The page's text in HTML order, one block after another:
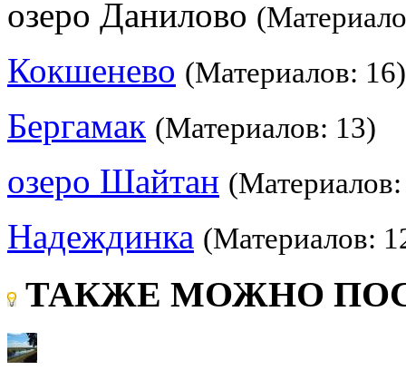
озеро Данилово
Кокшенево (Материалов: 16)
Бергамак (Материалов: 13)
озеро Шайтан
Надеждинка (Материалов:
ТАКЖЕ МОЖНО